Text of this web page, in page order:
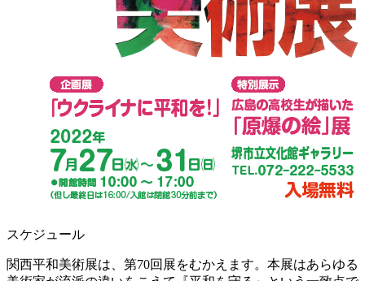
スケジュール
関西平和美術展は、第70回展をむかえます。本展はあらゆる